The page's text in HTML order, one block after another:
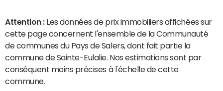
Attention : Les données de prix immobiliers affichées sur
cette page concernent l'ensemble de la Communauté
de communes du Pays de Salers, dont fait partie la
commune de Sainte-Eulalie. Nos estimations sont par
conséquent moins précises à l'échelle de cette
commune.